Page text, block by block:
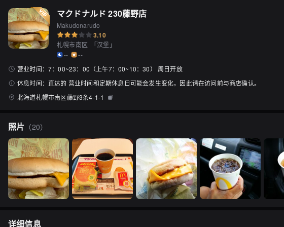
マクドナルド 230藤野店
Makudonarudo
3.10
札幌市南区 「汉堡 」
--
--
营业时间： 7：00~23：00（上午7：00~10：30） 周日开放
休息时间： 直达的 营业时间和定期休息日可能会发生变化，因此请在访问前与商店确认。
北海道札幌市南区藤野3条4-1-1
照片 （20）
详细信息